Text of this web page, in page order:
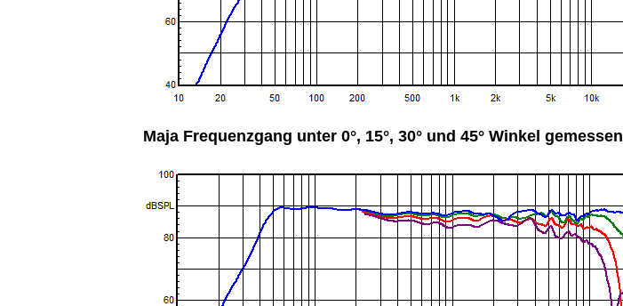
Maja Frequenzgang unter 0°, 15°, 30° und 45° Winkel gemessen